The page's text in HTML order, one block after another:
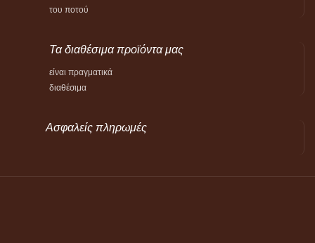
του ποτού
Τα διαθέσιμα προϊόντα μας
είναι πραγματικά
διαθέσιμα
Ασφαλείς πληρωμές